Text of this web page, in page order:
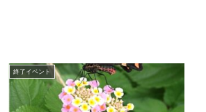
終了イベント